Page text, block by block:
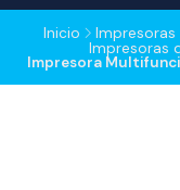
Inicio Impresoras
Impresoras
Impresora